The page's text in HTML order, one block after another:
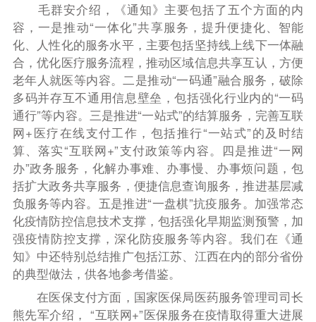
毛群安介绍，
《通知》主要包括了五个方面的内
容，一是推动“一体化”共享服务，提升便捷化、智能
化、人性化的服务水平，主要包括坚持线上线下一体融
合，优化医疗服务流程，推动区域信息共享互认，方便
老年人就医等内容。二是推动“一码通”融合服务，破除
多码并存互不通用信息壁垒，包括强化行业内的“一码
通行”等内容。三是推进“一站式”的结算服务，完善互联
网+医疗在线支付工作，包括推行“一站式”的及时结
算、落实“互联网+”支付政策等内容。四是推进“一网
办”政务服务，化解办事难、办事慢、办事烦问题，包
括扩大政务共享服务，便捷信息查询服务，推进基层减
负服务等内容。五是推进“一盘棋”抗疫服务。加强常态
化疫情防控信息技术支撑，包括强化早期监测预警，加
强疫情防控支撑，深化防疫服务等内容。我们在《通
知》中还特别总结推广包括江苏、江西在内的部分省份
的典型做法，供各地参考借鉴。
在医保支付方面， 国家医保局医药服务管理司司长
熊先军介绍， “互联网+”医保服务在疫情取得重大进展